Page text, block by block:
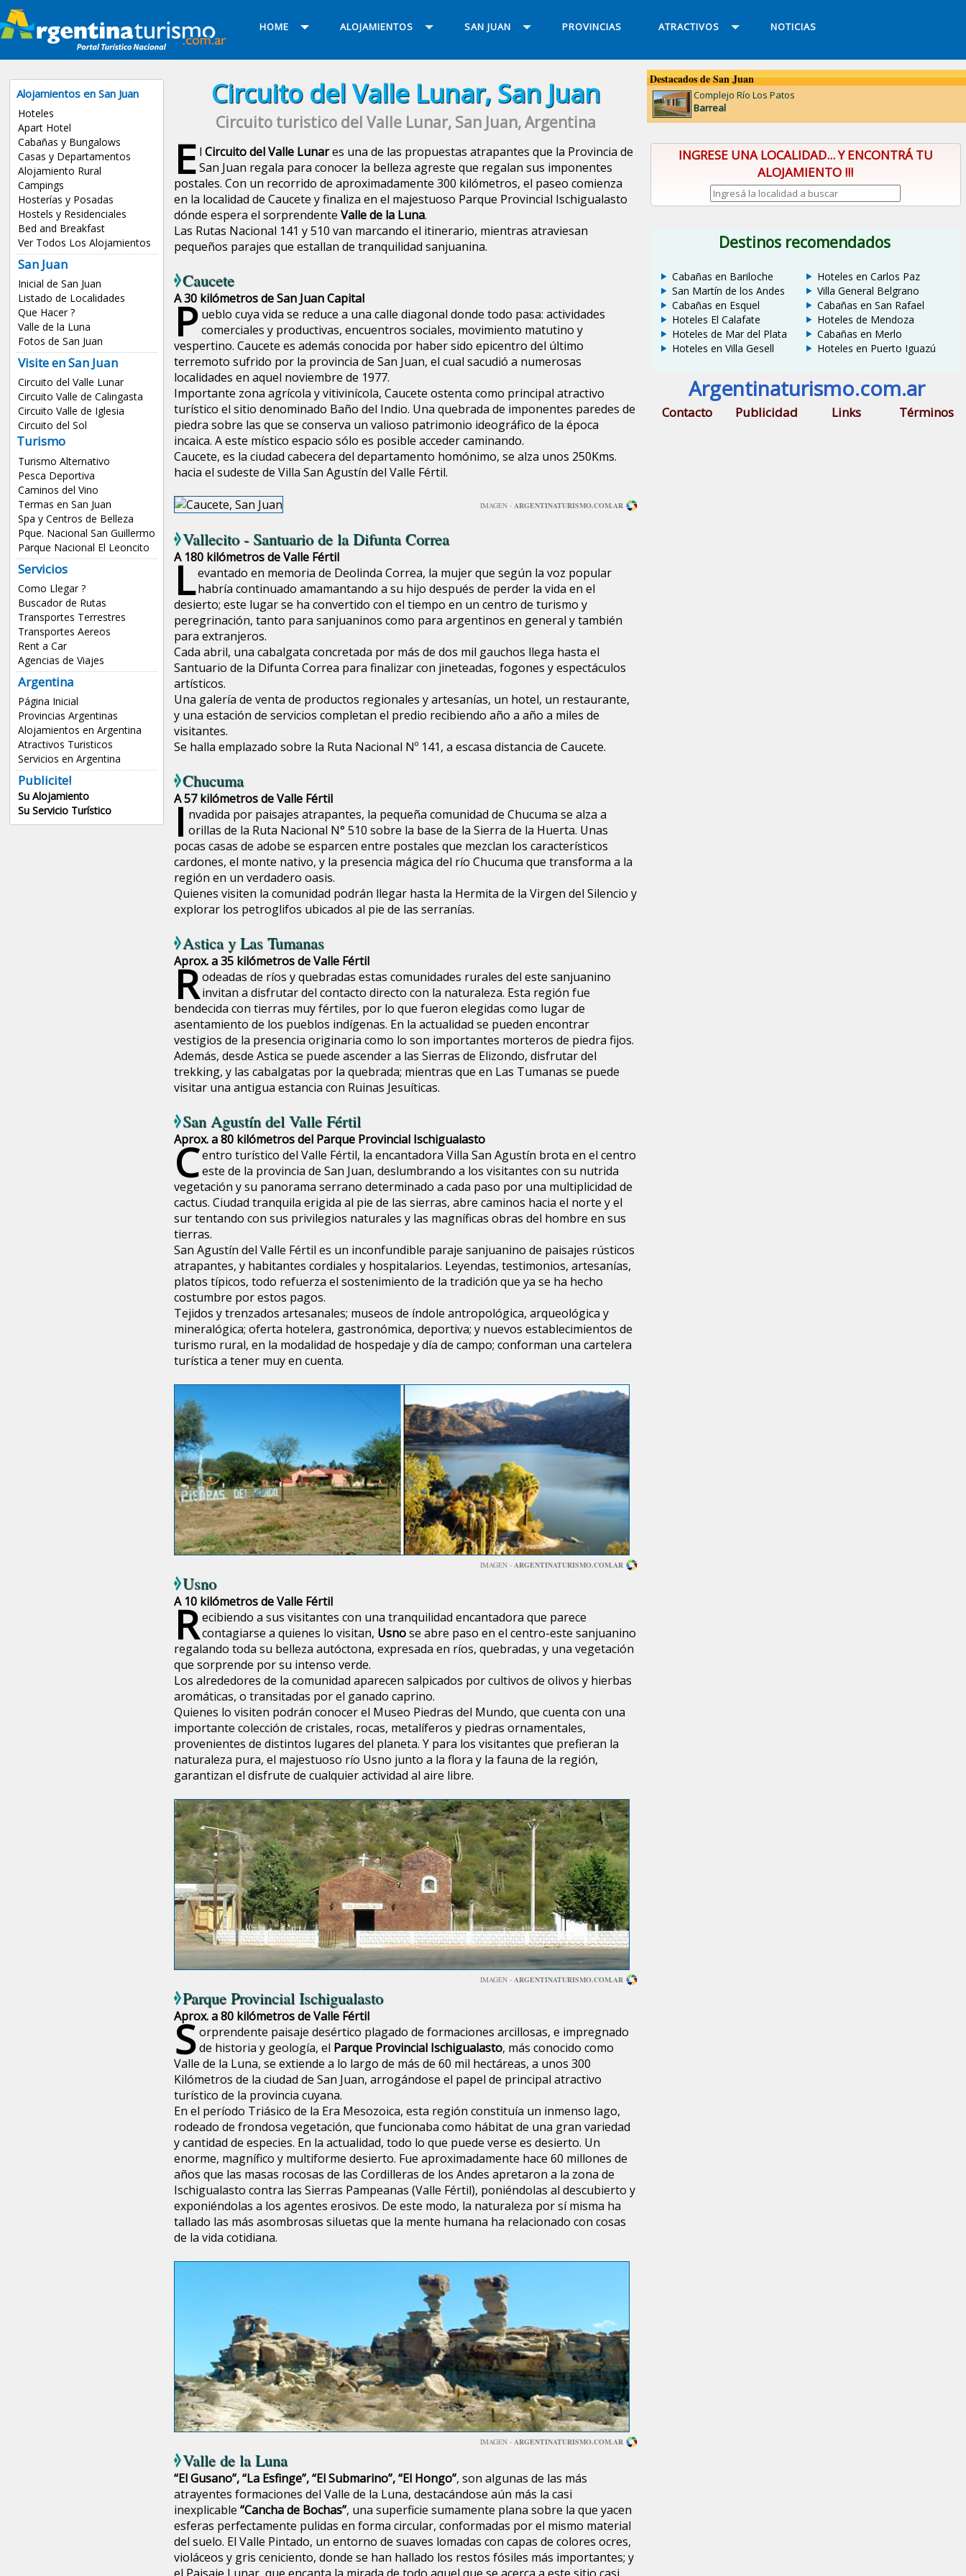
HOME ALOJAMIENTOS SAN JUAN PROVINCIAS ATRACTIVOS NOTICIAS
Alojamientos en San Juan
Hoteles
Apart Hotel
Cabañas y Bungalows
Casas y Departamentos
Alojamiento Rural
Campings
Hosterías y Posadas
Hostels y Residenciales
Bed and Breakfast
Ver Todos Los Alojamientos
San Juan
Inicial de San Juan
Listado de Localidades
Que Hacer ?
Valle de la Luna
Fotos de San Juan
Visite en San Juan
Circuito del Valle Lunar
Circuito Valle de Calingasta
Circuito Valle de Iglesia
Circuito del Sol
Turismo
Turismo Alternativo
Pesca Deportiva
Caminos del Vino
Termas en San Juan
Spa y Centros de Belleza
Pque. Nacional San Guillermo
Parque Nacional El Leoncito
Servicios
Como Llegar ?
Buscador de Rutas
Transportes Terrestres
Transportes Aereos
Rent a Car
Agencias de Viajes
Argentina
Página Inicial
Provincias Argentinas
Alojamientos en Argentina
Atractivos Turisticos
Servicios en Argentina
Publicite!
Su Alojamiento
Su Servicio Turístico
Circuito del Valle Lunar, San Juan
Circuito turistico del Valle Lunar, San Juan, Argentina
E l Circuito del Valle Lunares una de las propuestas atrapantes que la Provincia de
San Juan regala para conocer la belleza agreste que regalan sus imponentes
postales. Con un recorrido de aproximadamente 300 kilómetros, el paseo comienza
en la localidad de Caucete y finaliza en el majestuoso Parque Provincial Ischigualasto
dónde espera el sorprendente Valle de la Luna.
Las Rutas Nacional 141 y 510 van marcando el itinerario, mientras atraviesan
pequeños parajes que estallan de tranquilidad sanjuanina.
Caucete
A 30 kilómetros de San Juan Capital
P ueblo cuya vida se reduce a una calle diagonal donde todo pasa: actividades
comerciales y productivas, encuentros sociales, movimiento matutino y
vespertino. Caucete es además conocida por haber sido epicentro del último
terremoto sufrido por la provincia de San Juan, el cual sacudió a numerosas
localidades en aquel noviembre de 1977.
Importante zona agrícola y vitivinícola, Caucete ostenta como principal atractivo
turístico el sitio denominado Baño del Indio. Una quebrada de imponentes paredes de
piedra sobre las que se conserva un valioso patrimonio ideográfico de la época
incaica. A este místico espacio sólo es posible acceder caminando.
Caucete, es la ciudad cabecera del departamento homónimo, se alza unos 250Kms.
hacia el sudeste de Villa San Agustín del Valle Fértil.
IMAGEN -ARGENTINATURISMO.COM.AR
Vallecito - Santuario de la Difunta Correa
A 180 kilómetros de Valle Fértil
Levantado en memoria de Deolinda Correa, la mujer que según la voz popular
habría continuado amamantando a su hijo después de perder la vida en el
desierto; este lugar se ha convertido con el tiempo en un centro de turismo y
peregrinación, tanto para sanjuaninos como para argentinos en general y también
para extranjeros.
Cada abril, una cabalgata concretada por más de dos mil gauchos llega hasta el
Santuario de la Difunta Correa para finalizar con jineteadas, fogones y espectáculos
artísticos.
Una galería de venta de productos regionales y artesanías, un hotel, un restaurante,
y una estación de servicios completan el predio recibiendo año a año a miles de
visitantes.
Se halla emplazado sobre la Ruta Nacional Nº 141, a escasa distancia de Caucete.
Chucuma
A 57 kilómetros de Valle Fértil
I nvadida por paisajes atrapantes, la pequeña comunidad de Chucuma se alza a
orillas de la Ruta Nacional N° 510 sobre la base de la Sierra de la Huerta. Unas
pocas casas de adobe se esparcen entre postales que mezclan los característicos
cardones, el monte nativo, y la presencia mágica del río Chucuma que transforma a la
región en un verdadero oasis.
Quienes visiten la comunidad podrán llegar hasta la Hermita de la Virgen del Silencio y
explorar los petroglifos ubicados al pie de las serranías.
Astica y Las Tumanas
Aprox. a 35 kilómetros de Valle Fértil
Rodeadas de ríos y quebradas estas comunidades rurales del este sanjuanino
invitan a disfrutar del contacto directo con la naturaleza. Esta región fue
bendecida con tierras muy fértiles, por lo que fueron elegidas como lugar de
asentamiento de los pueblos indígenas. En la actualidad se pueden encontrar
vestigios de la presencia originaria como lo son importantes morteros de piedra fijos.
Además, desde Astica se puede ascender a las Sierras de Elizondo, disfrutar del
trekking, y las cabalgatas por la quebrada; mientras que en Las Tumanas se puede
visitar una antigua estancia con Ruinas Jesuíticas.
San Agustín del Valle Fértil
Aprox. a 80 kilómetros del Parque Provincial Ischigualasto
Centro turístico del Valle Fértil, la encantadora Villa San Agustín brota en el centro
este de la provincia de San Juan, deslumbrando a los visitantes con su nutrida
vegetación y su panorama serrano determinado a cada paso por una multiplicidad de
cactus. Ciudad tranquila erigida al pie de las sierras, abre caminos hacia el norte y el
sur tentando con sus privilegios naturales y las magníficas obras del hombre en sus
tierras.
San Agustín del Valle Fértil es un inconfundible paraje sanjuanino de paisajes rústicos
atrapantes, y habitantes cordiales y hospitalarios. Leyendas, testimonios, artesanías,
platos típicos, todo refuerza el sostenimiento de la tradición que ya se ha hecho
costumbre por estos pagos.
Tejidos y trenzados artesanales; museos de índole antropológica, arqueológica y
mineralógica; oferta hotelera, gastronómica, deportiva; y nuevos establecimientos de
turismo rural, en la modalidad de hospedaje y día de campo; conforman una cartelera
turística a tener muy en cuenta.
IMAGEN -ARGENTINATURISMO.COM.AR
Usno
A 10 kilómetros de Valle Fértil
Recibiendo a sus visitantes con una tranquilidad encantadora que parece
contagiarse a quienes lo visitan, Usnose abre paso en el centro-este sanjuanino
regalando toda su belleza autóctona, expresada en ríos, quebradas, y una vegetación
que sorprende por su intenso verde.
Los alrededores de la comunidad aparecen salpicados por cultivos de olivos y hierbas
aromáticas, o transitadas por el ganado caprino.
Quienes lo visiten podrán conocer el Museo Piedras del Mundo, que cuenta con una
importante colección de cristales, rocas, metalíferos y piedras ornamentales,
provenientes de distintos lugares del planeta. Y para los visitantes que prefieran la
naturaleza pura, el majestuoso río Usno junto a la flora y la fauna de la región,
garantizan el disfrute de cualquier actividad al aire libre.
IMAGEN -ARGENTINATURISMO.COM.AR
Parque Provincial Ischigualasto
Aprox. a 80 kilómetros de Valle Fértil
Sorprendente paisaje desértico plagado de formaciones arcillosas, e impregnado
de historia y geología, el Parque Provincial Ischigualasto, más conocido como
Valle de la Luna, se extiende a lo largo de más de 60 mil hectáreas, a unos 300
Kilómetros de la ciudad de San Juan, arrogándose el papel de principal atractivo
turístico de la provincia cuyana.
En el período Triásico de la Era Mesozoica, esta región constituía un inmenso lago,
rodeado de frondosa vegetación, que funcionaba como hábitat de una gran variedad
y cantidad de especies. En la actualidad, todo lo que puede verse es desierto. Un
enorme, magnífico y multiforme desierto. Fue aproximadamente hace 60 millones de
años que las masas rocosas de las Cordilleras de los Andes apretaron a la zona de
Ischigualasto contra las Sierras Pampeanas (Valle Fértil), poniéndolas al descubierto y
exponiéndolas a los agentes erosivos. De este modo, la naturaleza por sí misma ha
tallado las más asombrosas siluetas que la mente humana ha relacionado con cosas
de la vida cotidiana.
IMAGEN -ARGENTINATURISMO.COM.AR
Valle de la Luna
“El Gusano”, “La Esfinge”, “El Submarino”, “El Hongo”, son algunas de las más
atrayentes formaciones del Valle de la Luna, destacándose aún más la casi
inexplicable “Cancha de Bochas”, una superficie sumamente plana sobre la que yacen
esferas perfectamente pulidas en forma circular, conformadas por el mismo material
del suelo. El Valle Pintado, un entorno de suaves lomadas con capas de colores ocres,
violáceos y gris ceniciento, donde se han hallado los restos fósiles más importantes; y
Destacados de San Juan
Complejo Río Los Patos
Barreal
INGRESE UNA LOCALIDAD... Y ENCONTRÁ TU
ALOJAMIENTO !!!
Destinos recomendados
Cabañas en Bariloche
San Martín de los Andes
Cabañas en Esquel
Hoteles El Calafate
Hoteles de Mar del Plata
Hoteles en Villa Gesell
Hoteles en Carlos Paz
Villa General Belgrano
Cabañas en San Rafael
Hoteles de Mendoza
Cabañas en Merlo
Hoteles en Puerto Iguazú
Argentinaturismo.com.ar
Contacto Publicidad Links Términos